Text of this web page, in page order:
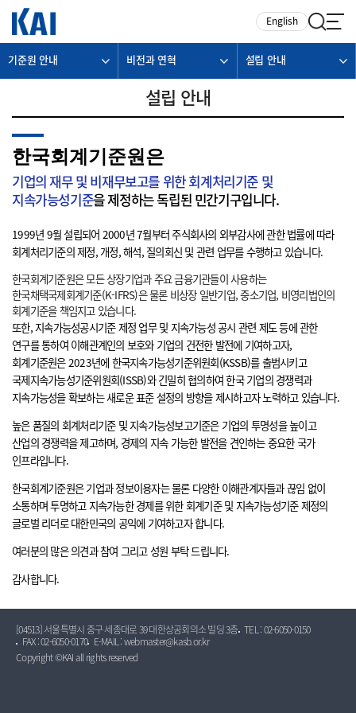
English
기준원 안내 비전과 연혁 설립 안내
설립 안내
한국회계기준원은
기업의 재무 및 비재무보고를 위한 회계처리기준 및
지속가능성기준을 제정하는 독립된 민간기구입니다.
1999년 9월 설립되어 2000년 7월부터 주식회사의 외부감사에 관한 법률에 따라
회계처리기준의 제정, 개정, 해석, 질의회신 및 관련 업무를 수행하고 있습니다.
한국회계기준원은 모든 상장기업과 주요 금융기관들이 사용하는
한국채택국제회계기준(K-IFRS)은 물론 비상장 일반기업, 중소기업, 비영리법인의
회계기준을 책임지고 있습니다.
또한, 지속가능성공시기준 제정 업무 및 지속가능성 공시 관련 제도 등에 관한
연구를 통하여 이해관계인의 보호와 기업의 건전한 발전에 기여하고자,
회계기준원은 2023년에 한국지속가능성기준위원회(KSSB)를 출범시키고
국제지속가능성기준위원회(ISSB)와 긴밀히 협의하여 한국 기업의 경쟁력과
지속가능성을 확보하는 새로운 표준 설정의 방향을 제시하고자 노력하고 있습니다.
높은 품질의 회계처리기준 및 지속가능성보고기준은 기업의 투명성을 높이고
산업의 경쟁력을 제고하며, 경제의 지속 가능한 발전을 견인하는 중요한 국가
인프라입니다.
한국회계기준원은 기업과 정보이용자는 물론 다양한 이해관계자들과 끊임 없이
소통하며 투명하고 지속가능한 경제를 위한 회계기준 및 지속가능성기준 제정의
글로벌 리더로 대한민국의 공익에 기여하고자 합니다.
여러분의 많은 의견과 참여 그리고 성원 부탁 드립니다.
감사합니다.
[04513] 서울특별시 중구 세종대로 39 대한상공회의소 빌딩 3층 TEL : 02-6050-0150
FAX : 02-6050-0170
E-MAIL : webmaster@kasb.or.kr
Copyright ©KAI all rights reserved